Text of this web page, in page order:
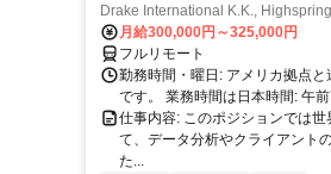
Drake International K.K.,
月給300,000円～325,000円
フルリモート
勤務時間・曜日: アメリカ拠点
です。 業務時間は日本時間: 午
仕事内容: このポジションでは
て、データ分析やクライアント
た...